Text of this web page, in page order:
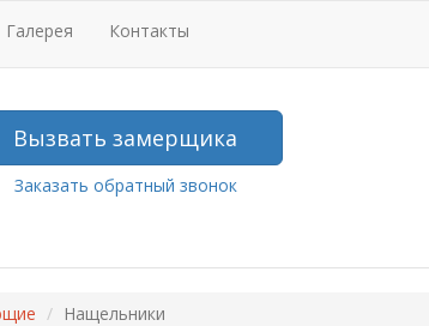
Галерея Контакты
Вызвать замерщика
Заказать обратный звонок
Нащельники